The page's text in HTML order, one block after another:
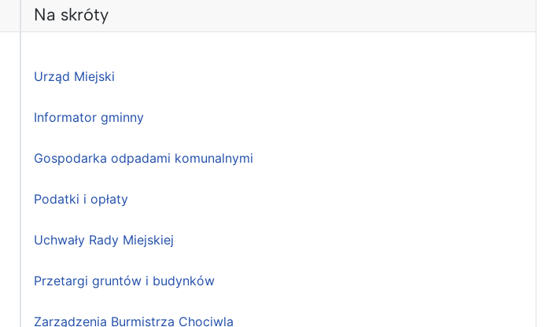
Na skróty
Urząd Miejski
Informator gminny
Gospodarka odpadami komunalnymi
Podatki i opłaty
Uchwały Rady Miejskiej
Przetargi gruntów i budynków
Zarządzenia Burmistrza Chociwla